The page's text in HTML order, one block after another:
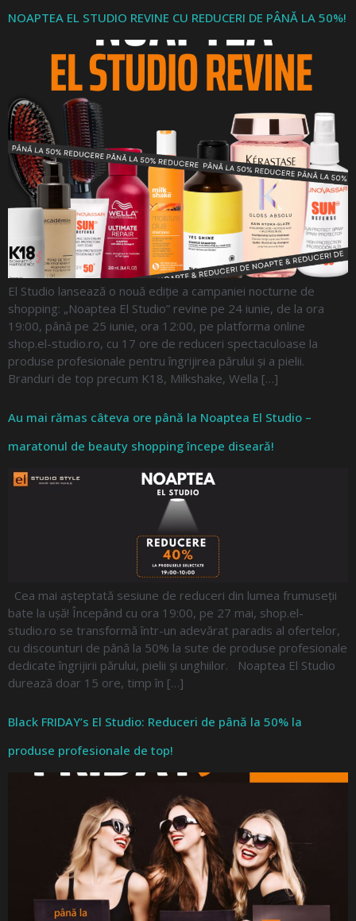
NOAPTEA EL STUDIO REVINE CU REDUCERI DE PÂNĂ LA 50%!
El Studio lansează o nouă ediție a campaniei nocturne de
shopping: „Noaptea El Studio” revine pe 24 iunie, de la ora
19:00, până pe 25 iunie, ora 12:00, pe platforma online
shop.el-studio.ro, cu 17 ore de reduceri spectaculoase la
produse profesionale pentru îngrijirea părului și a pielii.
Branduri de top precum K18, Milkshake, Wella […]
Au mai rămas câteva ore până la Noaptea El Studio –
maratonul de beauty shopping începe diseară!
Cea mai așteptată sesiune de reduceri din lumea frumuseții
bate la ușă! Începând cu ora 19:00, pe 27 mai, shop.el-
studio.ro se transformă într-un adevărat paradis al ofertelor,
cu discounturi de până la 50% la sute de produse profesionale
dedicate îngrijirii părului, pielii și unghiilor. Noaptea El Studio
durează doar 15 ore, timp în […]
Black FRIDAY’s El Studio: Reduceri de până la 50% la
produse profesionale de top!